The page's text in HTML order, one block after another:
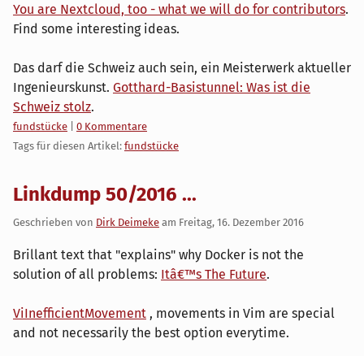
You are Nextcloud, too - what we will do for contributors.
Find some interesting ideas.
Das darf die Schweiz auch sein, ein Meisterwerk aktueller
Ingenieurskunst. Gotthard-Basistunnel: Was ist die
Schweiz stolz.
Kategorien:
fundstücke
0 Kommentare
Tags für diesen Artikel: fundstücke
Linkdump 50/2016 ...
Geschrieben von Dirk Deimeke am Freitag, 16. Dezember 2016
Brillant text that "explains" why Docker is not the
solution of all problems: Itâ€™s The Future.
ViInefficientMovement , movements in Vim are special
and not necessarily the best option everytime.